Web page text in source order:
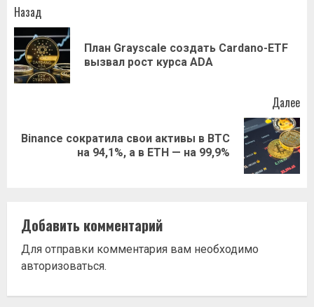
Навигация
записи
Назад
План Grayscale создать Cardano-ETF
вызвал рост курса ADA
Далее
Следующая
Binance сократила свои активы в BTC
на 94,1%, а в ETH — на 99,9%
Добавить комментарий
Для отправки комментария вам необходимо
авторизоваться.